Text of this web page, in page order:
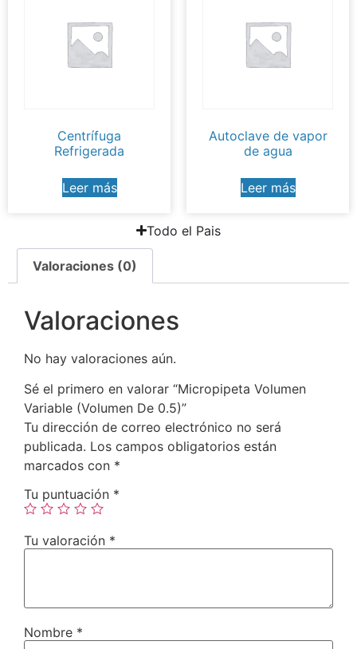
Centrífuga
Refrigerada
Leer más
Autoclave de vapor
de agua
Leer más
Todo el Pais
Valoraciones (0)
Valoraciones
No hay valoraciones aún.
Sé el primero en valorar “Micropipeta Volumen
Variable (Volumen De 0.5)”
Tu dirección de correo electrónico no será
publicada. Los campos obligatorios están
marcados con *
Tu puntuación *
Tu valoración *
Nombre *